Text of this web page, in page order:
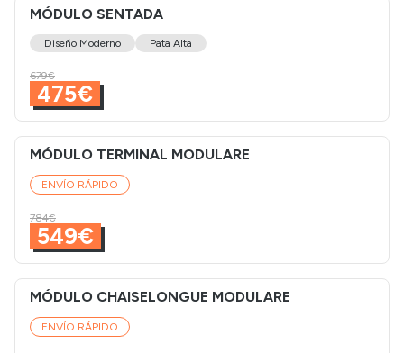
MÓDULO SENTADA
Diseño Moderno Pata Alta
679€
475€
MÓDULO TERMINAL MODULARE
ENVÍO RÁPIDO
784€
549€
MÓDULO CHAISELONGUE MODULARE
ENVÍO RÁPIDO